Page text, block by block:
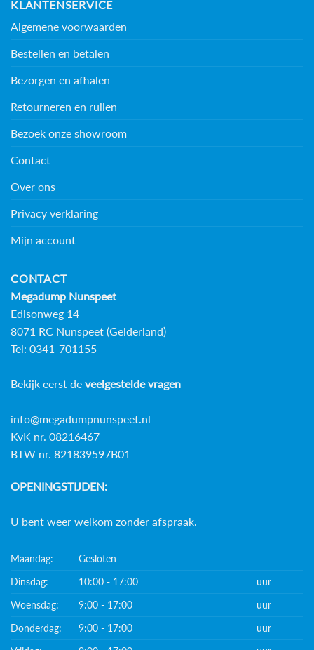
KLANTENSERVICE
Algemene voorwaarden
Bestellen en betalen
Bezorgen en afhalen
Retourneren en ruilen
Bezoek onze showroom
Contact
Over ons
Privacy verklaring
Mijn account
CONTACT
Megadump Nunspeet
Edisonweg 14
8071 RC Nunspeet (Gelderland)
Tel: 0341-701155
Bekijk eerst de veelgestelde vragen
info@megadumpnunspeet.nl
KvK nr. 08216467
BTW nr. 821839597B01
OPENINGSTIJDEN:
U bent weer welkom zonder afspraak.
Maandag:
Gesloten
Dinsdag:
10:00 - 17:00
uur
Woensdag:
9:00 - 17:00
uur
Donderdag:
9:00 - 17:00
uur